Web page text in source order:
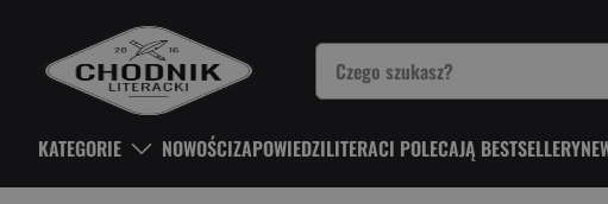
KATEGORIE NOWOŚCIZAPOWIEDZILITERACI POLECAJĄ BESTSELLERY